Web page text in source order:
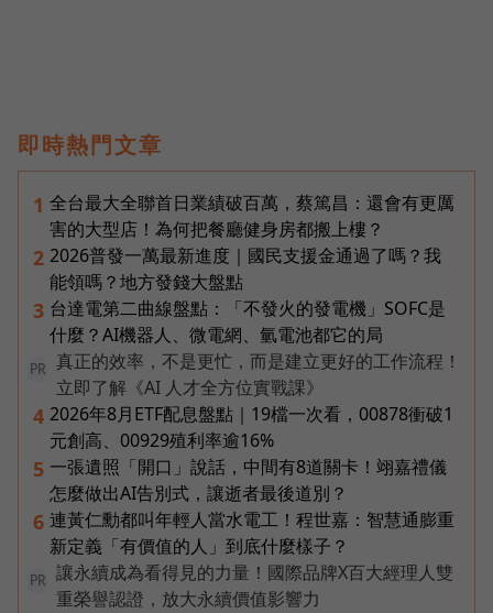
即時熱門文章
1 全台最大全聯首日業績破百萬，蔡篤昌：還會有更厲
害的大型店！為何把餐廳健身房都搬上樓？
2 2026普發一萬最新進度｜國民支援金通過了嗎？我
能領嗎？地方發錢大盤點
3 台達電第二曲線盤點：「不發火的發電機」SOFC是
什麼？AI機器人、微電網、氫電池都它的局
PR
真正的效率，不是更忙，而是建立更好的工作流程！
立即了解《AI 人才全方位實戰課》
4 2026年8月ETF配息盤點｜19檔一次看，00878衝破1
元創高、00929殖利率逾16%
5 一張遺照「開口」說話，中間有8道關卡！翊嘉禮儀
怎麼做出AI告別式，讓逝者最後道別？
6 連黃仁勳都叫年輕人當水電工！程世嘉：智慧通膨重
新定義「有價值的人」到底什麼樣子？
PR
讓永續成為看得見的力量！國際品牌X百大經理人雙
重榮譽認證，放大永續價值影響力